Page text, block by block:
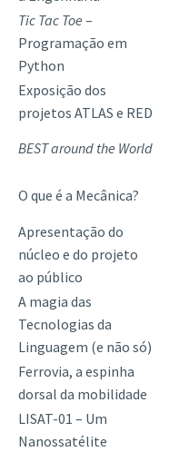
Tic Tac Toe –
Programação em
Python
Exposição dos
projetos ATLAS e RED
BEST around the World
O que é a Mecânica?
Apresentação do
núcleo e do projeto
ao público
A magia das
Tecnologias da
Linguagem (e não só)
Ferrovia, a espinha
dorsal da mobilidade
LISAT-01 – Um
Nanossatélite